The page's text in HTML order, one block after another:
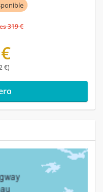
319 €
€)